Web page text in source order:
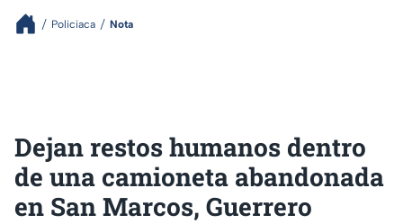
Policiaca Nota
Dejan restos humanos dentro
de una camioneta abandonada
en San Marcos, Guerrero